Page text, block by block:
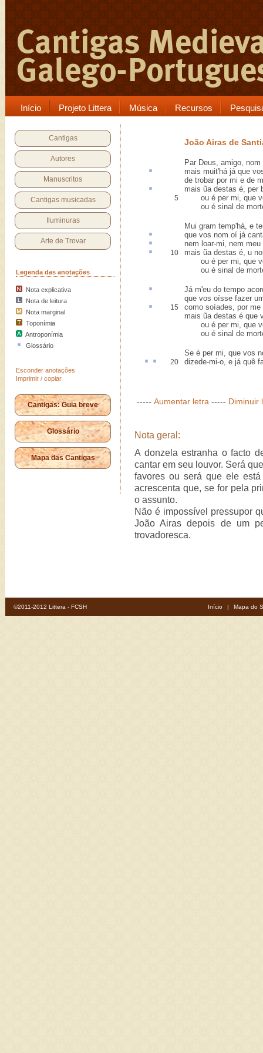
Início Projeto Littera Música Recursos
Cantigas
Autores
Manuscritos
Cantigas musicadas
Iluminuras
Arte de Trovar
Legenda das anotações
Nota explicativa
Nota de leitura
Nota marginal
Toponímia
Antroponímia
Glossário
Esconder anotações
Imprimir / copiar
Cantigas: Guia breve
Glossário
Mapa das Cantigas
João Airas de
Par Deus, amigo,
mais muit'há já que
de trobar por mi e de
mais ũa destas é, per
5
ou é per mi, que
ou é sinal de
Mui gram temp'há, e
que vos nom oí já
nem loar-mi, nem meu
10 mais ũa destas é, u
ou é per mi, que
ou é sinal de
Já m'eu do tempo
que vos oísse fazer
15 como soíades, por me
mais ũa destas é que
ou é per mi, que
ou é sinal de
Se é per mi, que vos
20 dizede-mi-o, e já quê
----- Aumentar letra ----- Diminuir
Nota geral:
A donzela estranha o facto
cantar em seu louvor. Será
favores ou será que ele
acrescenta que, se for pela
o assunto.
Não é impossível pressupor
João Airas depois de um
trovadoresca.
©2011-2012 Littera - FCSH Início | Mapa do